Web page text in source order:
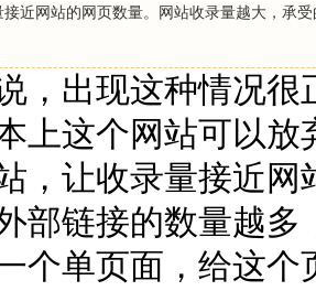
近网站的网页数量。网站收录量越大，承
，出现这种情况很
上这个网站可以
，让收录量接近
部链接的数量越
个单页面，给这